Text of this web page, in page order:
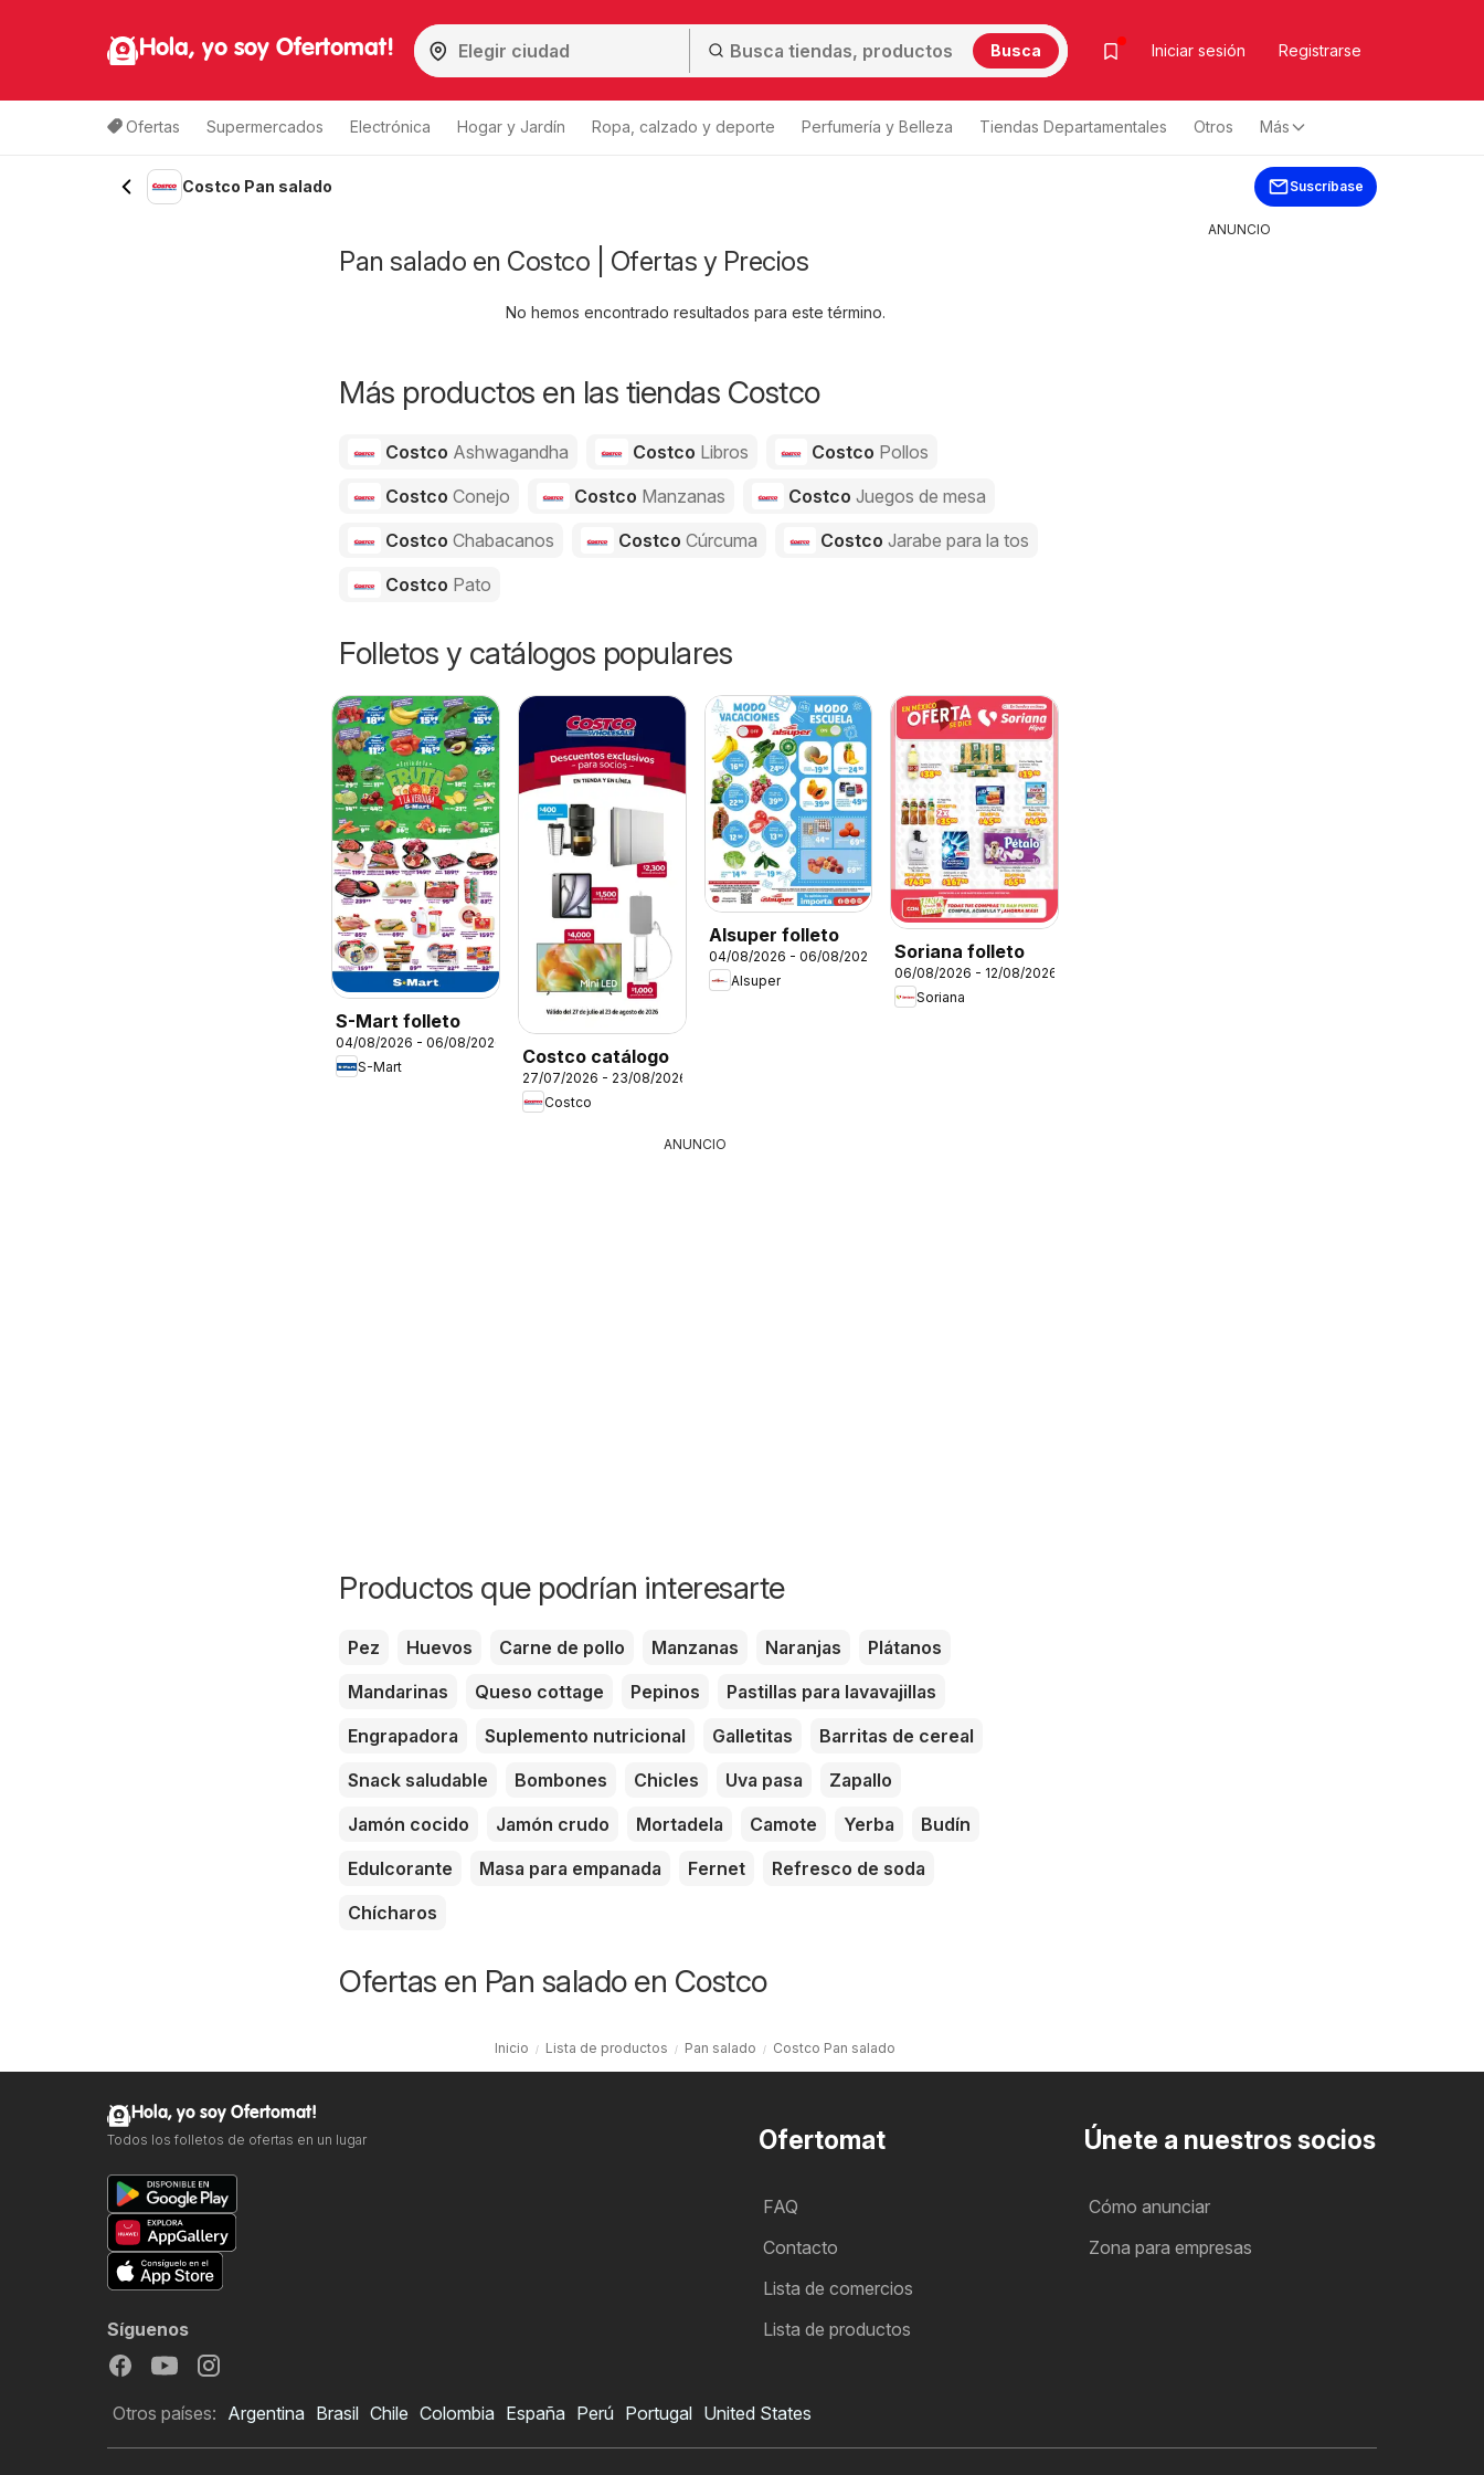
Hola, yo soy Ofertomat! Busca Iniciar sesión Registrarse
Ofertas Supermercados Electrónica Hogar y Jardín Ropa, calzado y deporte Perfumería y Belleza Tiendas Departamentales Otros Más
Costco Pan salado Suscríbase
Pan salado en Costco | Ofertas y Precios
No hemos encontrado resultados para este término.
Más productos en las tiendas Costco
Costco Ashwagandha Costco Libros Costco Pollos
Costco Conejo Costco Manzanas CostcoJuegos de mesa
Costco Chabacanos Costco Cúrcuma CostcoJarabe para la tos
Costco Pato
Folletos y catálogos populares
S-Mart folleto
04/08/2026 - 06/08/2026
S-Mart
Costco catálogo
27/07/2026 - 23/08/2026
Costco
Alsuper folleto
04/08/2026 - 06/08/2026
Alsuper
Soriana folleto
06/08/2026 - 12/08/2026
Soriana
ANUNCIO
Productos que podrían interesarte
Pez Huevos Carne de pollo Manzanas Naranjas
Plátanos
Mandarinas
Queso cottage Pepinos
Pastillas para lavavajillas
Engrapadora
Suplemento nutricional Galletitas
Barritas de cereal
Snack saludable
Bombones Chicles Uva pasa
Zapallo
Jamón cocido
Jamón crudo Mortadela Camote Yerba
Budín
Edulcorante
Masa para empanada Fernet
Refresco de soda
Chícharos
Ofertas en Pan salado en Costco
Inicio Lista de productos Pan salado Costco Pan salado
ANUNCIO
Ofertomat
FAQ
Contacto
Lista de comercios
Lista de productos
Únete a nuestros socios
Cómo anunciar
Zona para empresas
Hola, yo soy Ofertomat!
Todos los folletos de ofertas en un lugar
Síguenos
Otros países: Argentina Brasil Chile Colombia España Perú Portugal United States